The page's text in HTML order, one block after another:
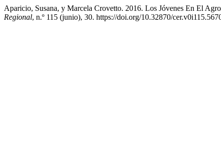
Aparicio, Susana, y Marcela Crovetto. 2016. Los Jóvenes En El
Regional, n.º 115 (junio), 30. https://doi.org/10.32870/